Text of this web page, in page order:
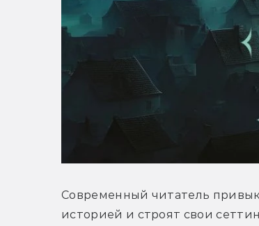
Современный читатель
историей и строят свои